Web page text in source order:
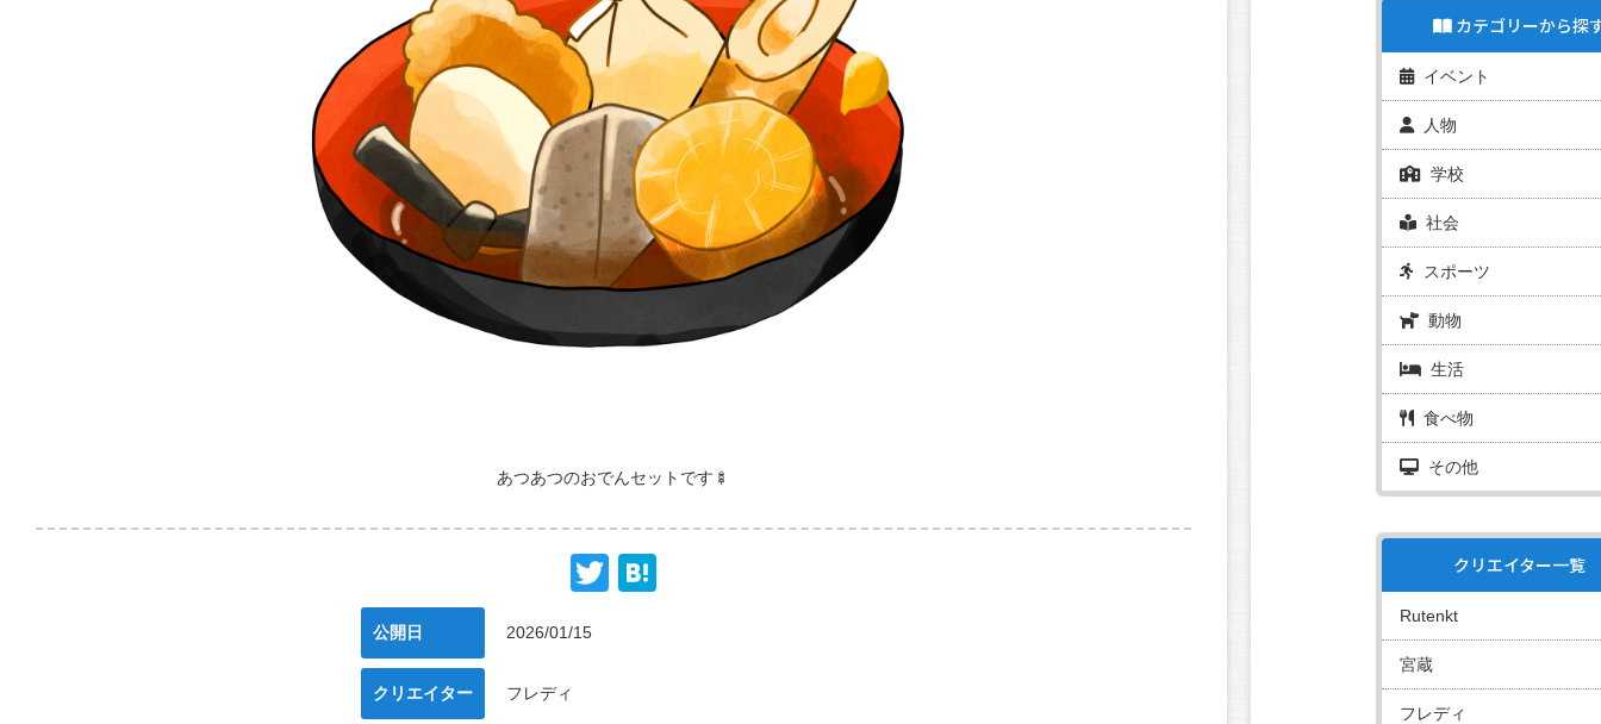
あつあつのおでんセットです🍢
Twitter
公開日 2026/01/15
クリエイター フレディ
カテゴリーから探
イベント
人物
学校
社会
スポーツ
動物
生活
食べ物
その他
クリエイター一覧
Rutenkt
宮蔵
フレディ